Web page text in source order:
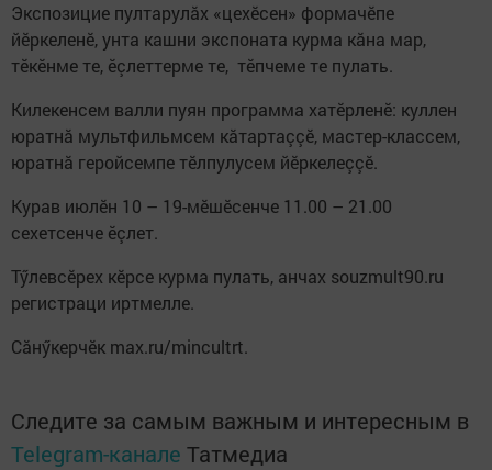
Экспозицие пултарулӑх «цехӗсен» формачӗпе
йӗркеленӗ, унта кашни экспоната курма кӑна мар,
тӗкӗнме те, ӗçлеттерме те, тӗпчеме те пулать.
Килекенсем валли пуян программа хатӗрленӗ: куллен
юратнӑ мультфильмсем кӑтартаççӗ, мастер-классем,
юратнӑ геройсемпе тӗлпулусем йӗркелеççӗ.
Курав июлӗн 10 – 19-мӗшӗсенче 11.00 – 21.00
сехетсенче ӗçлет.
Тӳлевсӗрех кӗрсе курма пулать, анчах souzmult90.ru
регистраци иртмелле.
Сăнӳкерчӗк max.ru/mincultrt.
Следите за самым важным и интересным в
Telegram-канале Татмедиа